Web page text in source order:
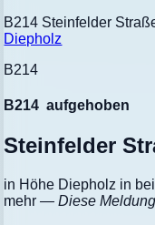
B214 Steinfelder
Diepholz
B214
B214 aufgehoben
Steinfelder
in Höhe Diepholz in
mehr— Diese